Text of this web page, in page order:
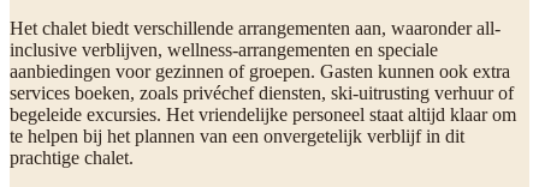
Het chalet biedt verschillende arrangementen aan, waaronder all-
inclusive verblijven, wellness-arrangementen en speciale
aanbiedingen voor gezinnen of groepen. Gasten kunnen ook extra
services boeken, zoals privéchef diensten, ski-uitrusting verhuur of
begeleide excursies. Het vriendelijke personeel staat altijd klaar om
te helpen bij het plannen van een onvergetelijk verblijf in dit
prachtige chalet.